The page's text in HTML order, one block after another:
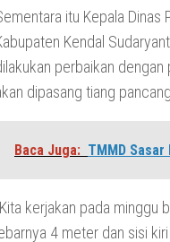
itu Kepala Dinas
Kendal
perbaikan dengan
dipasang tiang
Baca Juga: TMMD
kerjakan pada minggu
4 meter dan sisi